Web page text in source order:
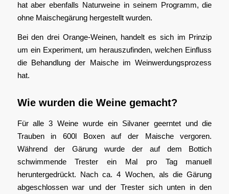
hat aber ebenfalls Naturweine in seinem Programm, die
ohne Maischegärung hergestellt wurden.
Bei den drei Orange-Weinen, handelt es sich im Prinzip
um ein Experiment, um herauszufinden, welchen Einfluss
die Behandlung der Maische im Weinwerdungsprozess
hat.
Wie wurden die Weine gemacht?
Für alle 3 Weine wurde ein Silvaner geerntet und die
Trauben in 600l Boxen auf der Maische vergoren.
Während der Gärung wurde der auf dem Bottich
schwimmende Trester ein Mal pro Tag manuell
heruntergedrückt. Nach ca. 4 Wochen, als die Gärung
abgeschlossen war und der Trester sich unten in den